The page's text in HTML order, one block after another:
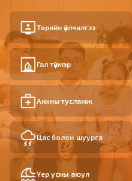
Төрийн үйлчилгээ
Гал түймэр
Анхны тусламж
Цас болон шуурга
Үер усны аюул